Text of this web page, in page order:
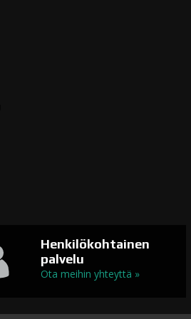
Henkilökohtainen
palvelu
Ota meihin yhteyttä »